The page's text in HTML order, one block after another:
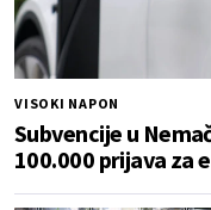
VISOKI NAPON
Subvencije u
100.000 prijava za